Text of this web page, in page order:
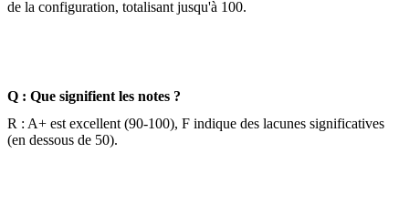
de la configuration, totalisant jusqu'à 100.
Q : Que signifient les notes ?
R : A+ est excellent (90-100), F indique des lacunes significatives
(en dessous de 50).